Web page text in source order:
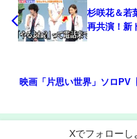
杉咲花＆若
再共演！新
映画「片思い世界」ソロPV
Xでフォローし